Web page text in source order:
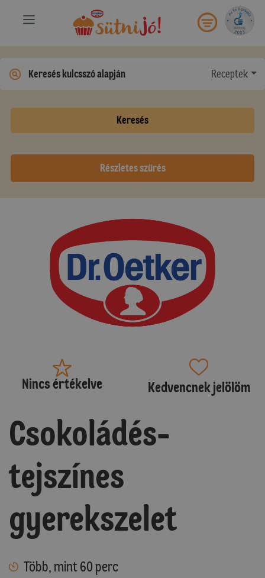
Receptek
Keresés
Részletes szűrés
Nincs értékelve Kedvencnek jelölöm
Csokoládés-
tejszínes
gyerekszelet
Több, mint 60 perc